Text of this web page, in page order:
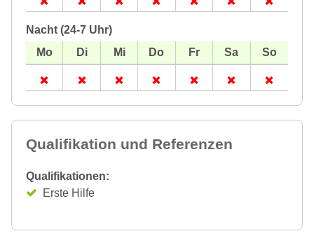
Nacht (24-7 Uhr)
Qualifikation und Referenzen
Qualifikationen:
Erste Hilfe